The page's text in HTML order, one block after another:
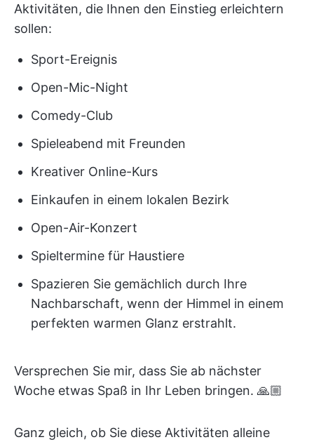
Aktivitäten, die Ihnen den Einstieg erleichtern
sollen:
Sport-Ereignis
Open-Mic-Night
Comedy-Club
Spieleabend mit Freunden
Kreativer Online-Kurs
Einkaufen in einem lokalen Bezirk
Open-Air-Konzert
Spieltermine für Haustiere
Spazieren Sie gemächlich durch Ihre
Nachbarschaft, wenn der Himmel in einem
perfekten warmen Glanz erstrahlt.
Versprechen Sie mir, dass Sie ab nächster
Woche etwas Spaß in Ihr Leben bringen. 🙏🏼
Ganz gleich, ob Sie diese Aktivitäten alleine